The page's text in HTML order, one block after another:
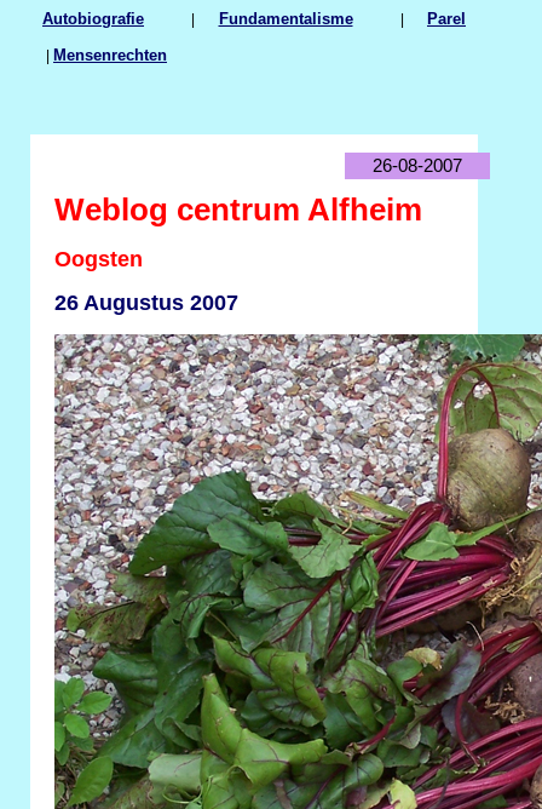
Autobiografie | Fundamentalisme| Parel
| Mensenrechten
26-08-2007
Weblog centrum Alfheim
Oogsten
26 Augustus 2007